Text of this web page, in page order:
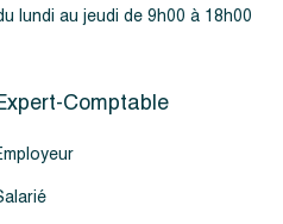
lundi au jeudi de 9h00 à 18h00
Comptable